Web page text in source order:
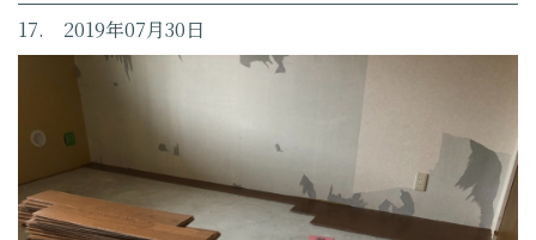
17. 2019年07月30日